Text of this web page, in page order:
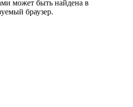
может быть найдена в
браузер.